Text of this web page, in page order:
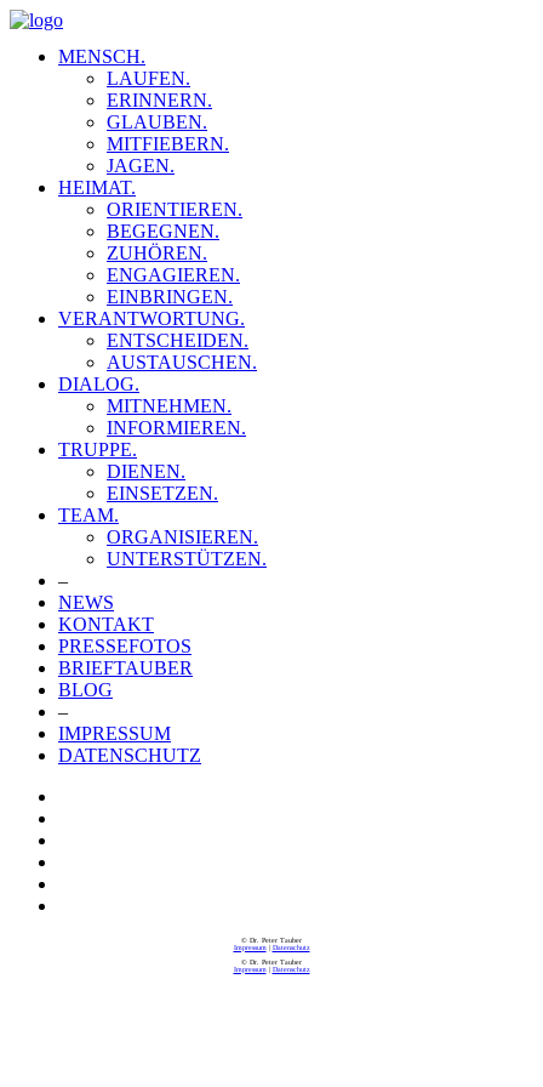
MENSCH.
LAUFEN.
ERINNERN.
GLAUBEN.
MITFIEBERN.
JAGEN.
HEIMAT.
ORIENTIEREN.
BEGEGNEN.
ZUHÖREN.
ENGAGIEREN.
EINBRINGEN.
VERANTWORTUNG.
ENTSCHEIDEN.
AUSTAUSCHEN.
DIALOG.
MITNEHMEN.
INFORMIEREN.
TRUPPE.
DIENEN.
EINSETZEN.
TEAM.
ORGANISIEREN.
UNTERSTÜTZEN.
–
NEWS
KONTAKT
PRESSEFOTOS
BRIEFTAUBER
BLOG
–
IMPRESSUM
DATENSCHUTZ
© Dr. Peter Tauber
Impressum| Datenschutz
© Dr. Peter Tauber
Impressum| Datenschutz